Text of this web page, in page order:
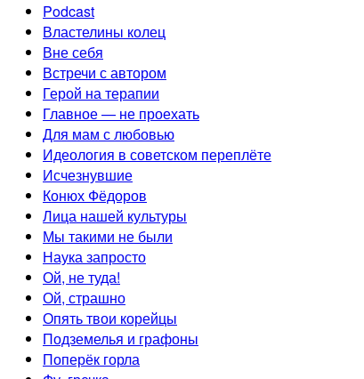
Podcast
Властелины колец
Вне себя
Встречи с автором
Герой на терапии
Главное — не проехать
Для мам с любовью
Идеология в советском переплёте
Исчезнувшие
Конюх Фёдоров
Лица нашей культуры
Мы такими не были
Наука запросто
Ой, не туда!
Ой, страшно
Опять твои корейцы
Подземелья и графоны
Поперёк горла